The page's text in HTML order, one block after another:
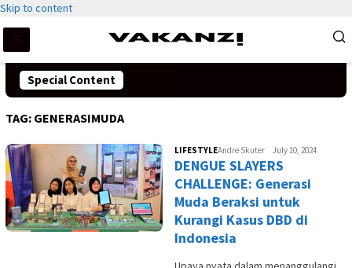
Skip to content
Special Content
TAG: GENERASIMUDA
LIFESTYLEAndre Skuter July 10, 2024
DENGUE SLAYERS
CHALLENGE: Generasi
Muda Beraksi untuk
Kurangi Kasus DBD di
Indonesia